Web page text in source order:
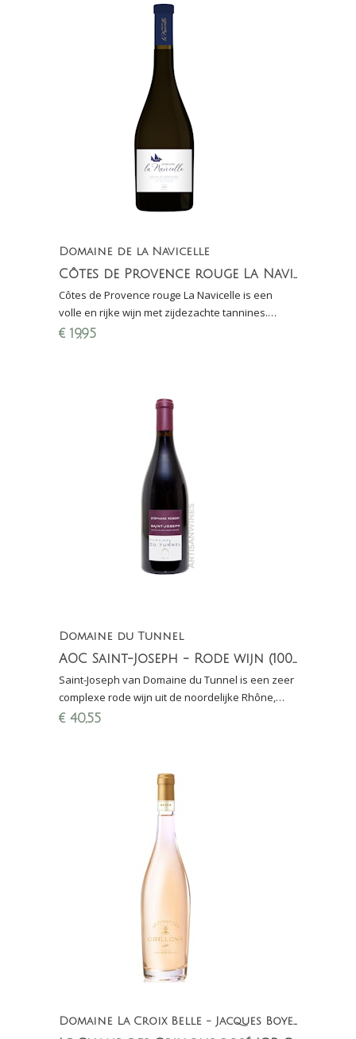
Domaine de la Navicelle
Côtes de Provence rouge La Navicelle
Côtes de Provence rouge La Navicelle is een
volle en rijke wijn met zijdezachte tannines.
Gemaakt van Grenache, Syrah en Mourvèdre
€ 19,95
Domaine du Tunnel
AOC Saint-Joseph - Rode wijn (100% Syrah)
Saint-Joseph van Domaine du Tunnel is een zeer
complexe rode wijn uit de noordelijke Rhône,
gemaakt van 100% Syrah (17,5/20 punten Jancis
€ 40,55
Domaine La Croix Belle - Jacques Boyer